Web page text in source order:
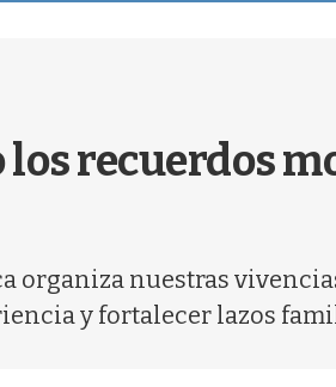
recuerdos
organiza nuestras
y fortalecer lazos